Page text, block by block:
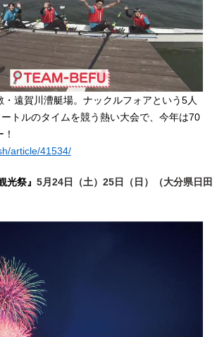
遠賀川漕艇場。ナックルフォアという5人
トルのタイムを競う熱い大会で、今年は70
article/41534/
光祭』 5月24日（土）25日（日）（大分県日田